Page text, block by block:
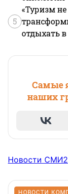
5
«Туризм
отдыхать в
Самые
наших
Новости СМИ2